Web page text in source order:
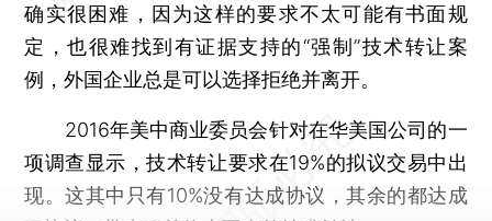
确实很困难，因为这样的要求不太可能有书面规
定，也很难找到有证据支持的“强制”技术转让案
例，外国企业总是可以选择拒绝并离开。
2016年美中商业委员会针对在华美国公司的一
项调查显示，技术转让要求在19%的拟议交易中出
现。这其中只有10%没有达成协议，其余的都达成